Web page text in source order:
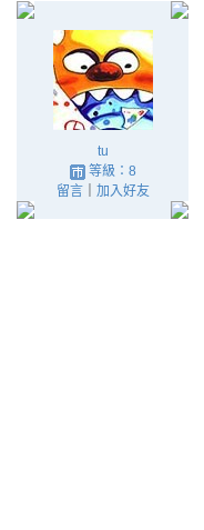
tu
等級：8
留言｜ 加入好友